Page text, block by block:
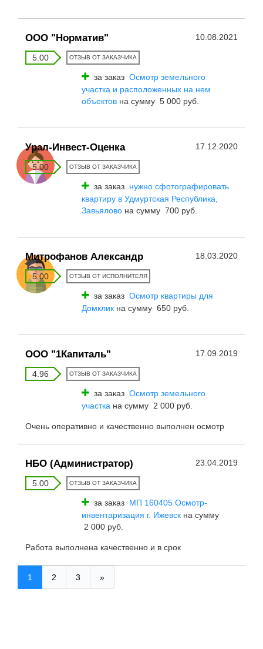
ООО "Норматив" 10.08.2021
5.00 ОТЗЫВ ОТ ЗАКАЗЧИКА
за заказ Осмотр земельного
участка и расположенных на нем
объектов на сумму 5 000 руб.
Урал-Инвест-Оценка 17.12.2020
5.00 ОТЗЫВ ОТ ЗАКАЗЧИКА
за заказ нужно сфотографировать
квартиру в Удмуртская Республика,
Завьялово на сумму 700 руб.
Митрофанов Александр 18.03.2020
5.00 ОТЗЫВ ОТ ИСПОЛНИТЕЛЯ
за заказ Осмотр квартиры для
Домклик на сумму 650 руб.
ООО "1Капиталь" 17.09.2019
4.96 ОТЗЫВ ОТ ЗАКАЗЧИКА
за заказ Осмотр земельного
участка на сумму 2 000 руб.
Очень оперативно и качественно выполнен осмотр
НБО (Администратор) 23.04.2019
5.00 ОТЗЫВ ОТ ЗАКАЗЧИКА
за заказ МП 160405 Осмотр-
инвентаризация г. Ижевск на сумму
2 000 руб.
Работа выполнена качественно и в срок
1 2 3 »